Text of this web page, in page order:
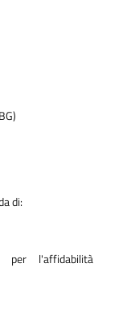
di:
per l'affidabilità